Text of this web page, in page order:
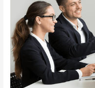
decisiones
de
compra
del
cliente?
Factores